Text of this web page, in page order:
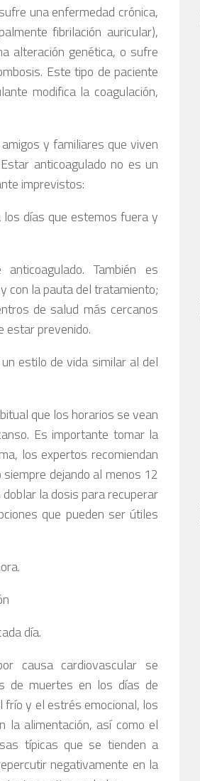
una enfermedad crónica,
fibrilación auricular),
alteración genética, o sufre
Este tipo de paciente
modifica la coagulación,
y familiares que viven
anticoagulado no es un
imprevistos:
días que estemos fuera y
También es
con la pauta del tratamiento;
de salud más cercanos
estar prevenido.
estilo de vida similar al del
que los horarios se vean
Es importante tomar la
los expertos recomiendan
dejando al menos 12
la dosis para recuperar
que pueden ser útiles
día.
causa cardiovascular se
de muertes en los días de
y el estrés emocional, los
la alimentación, así como el
típicas que se tienden a
negativamente en la